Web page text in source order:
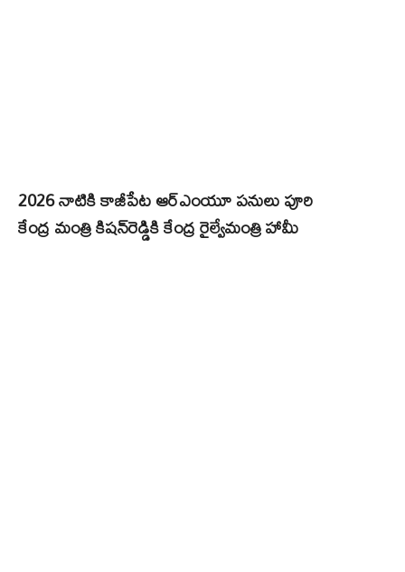
2026 నాటికి కాజీపేట ఆర్‌ఎంయూ పనులు పూరి
కేంద్ర మంత్రి కిషన్‌రెడ్డికి కేంద్ర రైల్వేమంత్రి హామీ